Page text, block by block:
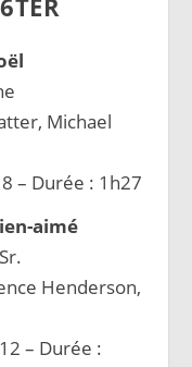
Michael
– Durée : 1h27
aimé
Henderson,
– Durée :